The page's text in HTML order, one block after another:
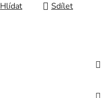
Hlídat Sdílet